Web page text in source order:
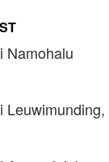
Namohalu
Leuwimunding,